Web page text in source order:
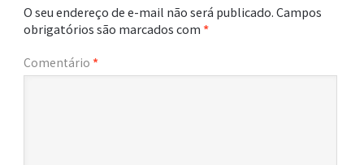
O seu endereço de e-mail não será publicado.Campos
obrigatórios são marcados com*
Comentário *